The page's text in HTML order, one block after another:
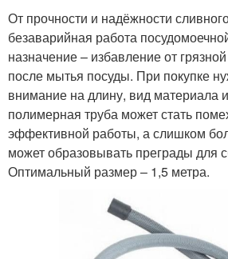
От прочности и надёжности
безаварийная работа
назначение – избавление от
после мытья посуды. При покупке
внимание на длину, вид материала
полимерная труба может стать
эффективной работы, а слишком
может образовывать преграды для
Оптимальный размер – 1,5 метра.